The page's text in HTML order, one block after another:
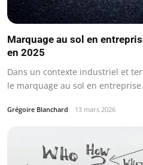
Marquage au sol en
en 2025
Dans un contexte industriel et
le marquage au sol en
Grégoire Blanchard 13 mars 2026